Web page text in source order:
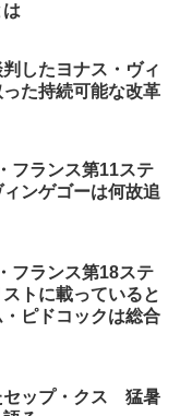
したヨナス・ヴィ
た持続可能な改革
フランス第11ステ
ンゲゴーは何故追
フランス第18ステ
トに載っていると
ピドコックは総合
セップ・クス 猛暑